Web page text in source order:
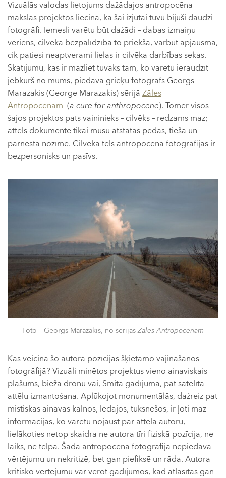
Vizuālās valodas lietojums dažādajos antropocēna
mākslas projektos liecina, ka šai izjūtai tuvu bijuši daudzi
fotogrāfi. Iemesli varētu būt dažādi – dabas izmaiņu
vēriens, cilvēka bezpalīdzība to priekšā, varbūt apjausma,
cik patiesi neaptverami lielas ir cilvēka darbības sekas.
Skatījumu, kas ir mazliet tuvāks tam, ko varētu ieraudzīt
jebkurš no mums, piedāvā grieķu fotogrāfs Georgs
Marazakis (George Marazakis) sērijā Zāles
Antropocēnam (a cure for anthropocene). Tomēr visos
šajos projektos pats vaininieks – cilvēks – redzams maz;
attēls dokumentē tikai mūsu atstātās pēdas, tiešā un
pārnestā nozīmē. Cilvēka tēls antropocēna fotogrāfijās ir
bezpersonisks un pasīvs.
Foto – Georgs Marazakis, no sērijasZāles Antropocēnam
Kas veicina šo autora pozīcijas šķietamo vājināšanos
fotogrāfijā? Vizuāli minētos projektus vieno ainaviskais
plašums, bieža dronu vai, Smita gadījumā, pat satelīta
attēlu izmantošana. Aplūkojot monumentālās, dažreiz pat
mistiskās ainavas kalnos, ledājos, tuksnešos, ir ļoti maz
informācijas, ko varētu nojaust par attēla autoru,
lielākoties netop skaidra ne autora tīri fiziskā pozīcija, ne
laiks, ne telpa. Šāda antropocēna fotogrāfija nepiedāvā
vērtējumu un nekritizē, bet gan piefiksē un rāda. Autora
kritisko vērtējumu var vērot gadījumos, kad atlasītas gan